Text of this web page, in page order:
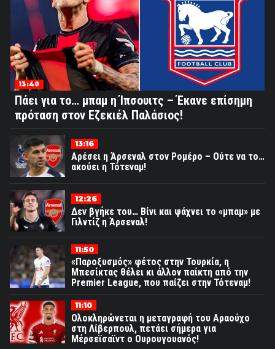
13:40
Πάει για το… μπαμ η Ίπσουιτς – Έκανε επίσημη
πρόταση στον Εζεκιέλ Παλάσιος!
13:16
Αρέσει η Άρσεναλ στον Ρομέρο – Ούτε να το…
ακούει η Τότεναμ!
12:26
Δεν βγήκε του… Βίνι και ψάχνει το «μπαμ» με
Γιλντίζ η Άρσεναλ!
11:50
«Παροξυσμός» φέτος στην Τουρκία, η
Μπεσίκτας θέλει κι άλλον παίκτη από την
Premier League, που παίζει στην Τότεναμ!
11:10
Ολοκληρώνεται η μεταγραφή του Αραούχο
στη Λίβερπουλ, πετάει σήμερα για
Μέρσεϊσαϊντ ο Ουρουγουανός!